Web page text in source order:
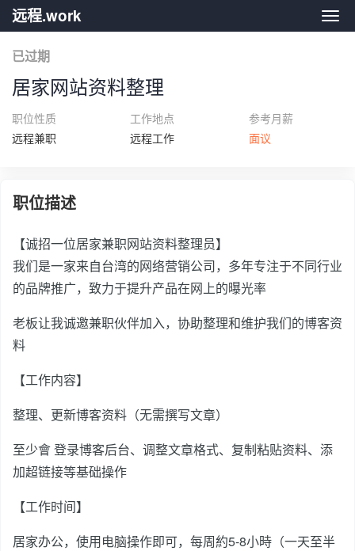
远
远程.work
已过期
居家网站资料整理
职位性质
远程兼职
工作地点
远程工作
参考月薪
面议
职位描述
【诚招一位居家兼职网站资料整理员】
我们是一家来自台湾的网络营销公司，多年专注于不同行业
的品牌推广，致力于提升产品在网上的曝光率
老板让我诚邀兼职伙伴加入，协助整理和维护我们的博客资
料
【工作内容】
整理、更新博客资料（无需撰写文章）
至少會 登录博客后台、调整文章格式、复制粘贴资料、添
加超链接等基础操作
【工作时间】
居家办公，使用电脑操作即可，每周約5-8小時（一天至半